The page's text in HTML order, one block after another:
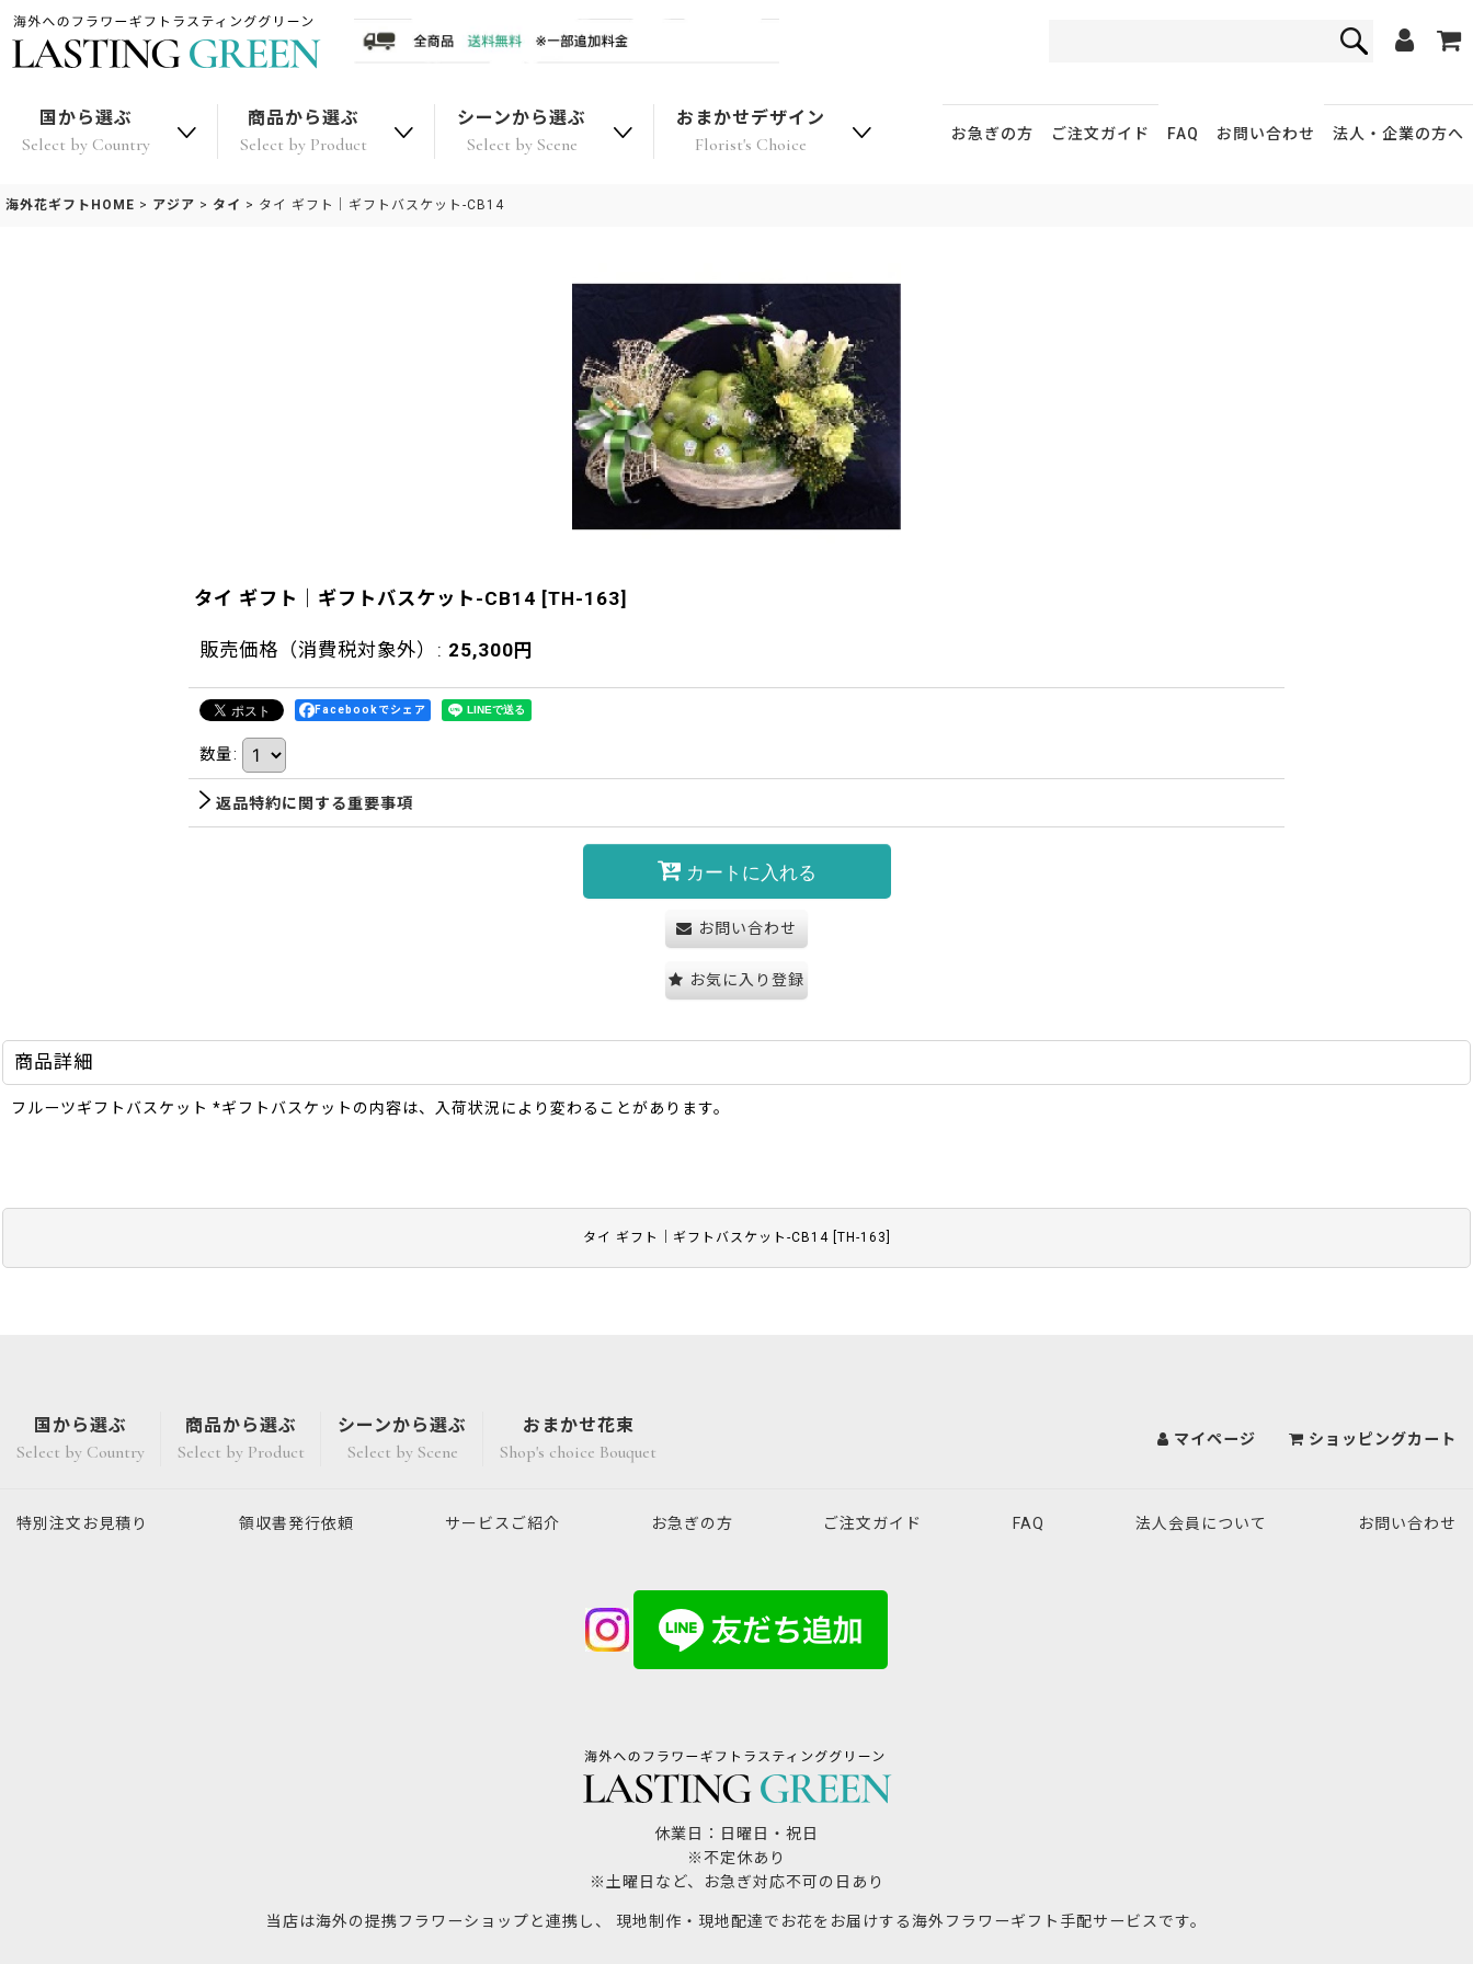
国から選ぶ
Select by Country
商品から選ぶ
Select by Product
シーンから選ぶ
Select by Scene
おまかせデザイン
Florist's Choice 法人・企業の方へ
ご注文ガイド
お急ぎの方 FAQ お問い合わせ
海外花ギフトHOME > アジア > タイ > タイ ギフト｜ギフトバスケット-CB14
タイ ギフト｜ギフトバスケット-CB14 TH-163
タイ ギフト｜ギフトバスケット-CB14 [TH-163]
販売価格（消費税対象外） : 25,300 円
Facebookでシェア
数量:
返品特約に関する重要事項
カートに入れる
お問い合わせ
お気に入り登録
商品詳細
フルーツギフトバスケット *ギフトバスケットの内容は、入荷状況により変わることがあります。
国から選ぶ
Select by Country
商品から選ぶ
Select by Product
シーンから選ぶ
Select by Scene
おまかせ花束
Shop's choice Bouquet
マイページ ショッピングカート
特別注文 お見積り 領収書発行依頼 サービスご紹介 お急ぎの方 ご注文ガイド FAQ 法人会員について お問い合わせ
休業日：日曜日・祝日
※不定休あり
※土曜日など、お急ぎ対応不可の日あり
当店は海外の提携フラワーショップと連携し、 現地制作・現地配達でお花をお届けする海外フラワーギフト手配サービスです。